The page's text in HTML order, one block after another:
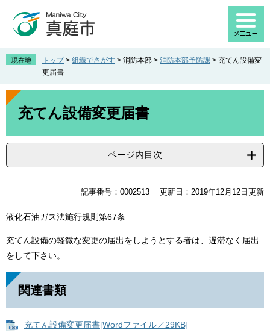
先
。
を
て
へ
現在地 トップ > 組織でさがす > 消防本部 > 消防本部予防課 > 充てん設備変
更届書
本
充てん設備変更届書
ページ内目次
記事番号：0002513 更新日：2019年12月12日更新
液化石油ガス法施行規則第67条
充てん設備の軽微な変更の届出をしようとする者は、遅滞なく届出
をして下さい。
関連書類
充てん設備変更届書[Wordファイル／29KB]